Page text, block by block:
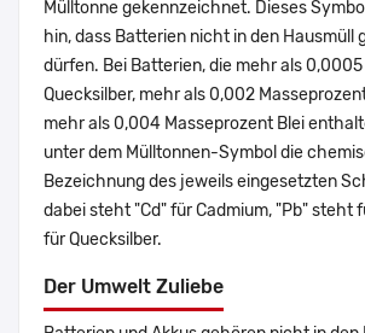
Mülltonne gekennzeichnet. Dieses
hin, dass Batterien nicht in den Hausmüll
dürfen. Bei Batterien, die mehr als
Quecksilber, mehr als 0,002
mehr als 0,004 Masseprozent Blei
unter dem Mülltonnen-Symbol die
Bezeichnung des jeweils eingesetzten
dabei steht "Cd" für Cadmium, "Pb" steht
für Quecksilber.
Der Umwelt Zuliebe